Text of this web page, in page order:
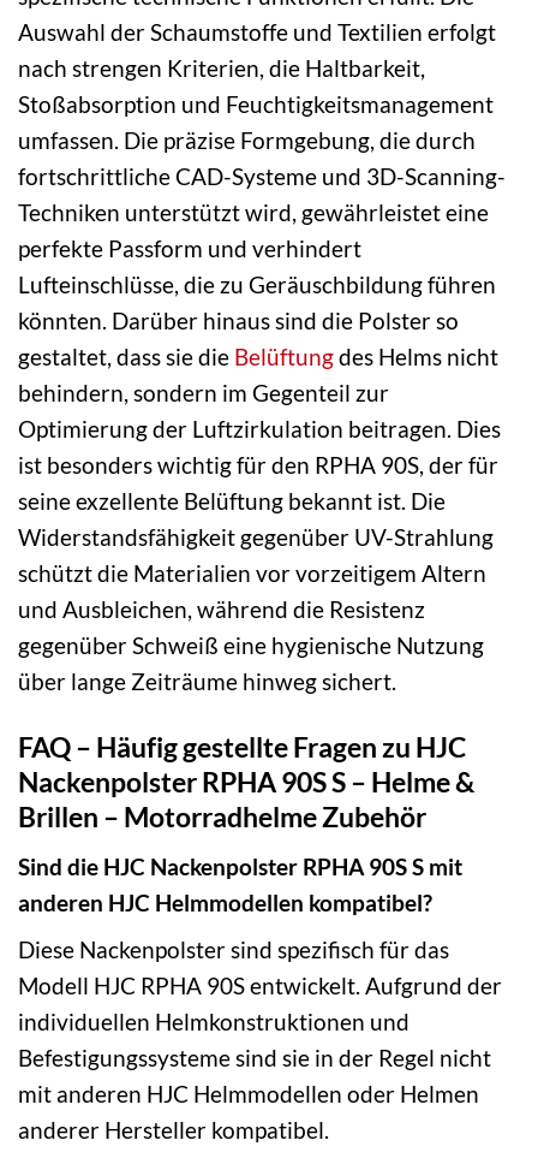
Auswahl der Schaumstoffe und Textilien erfolgt
nach strengen Kriterien, die Haltbarkeit,
Stoßabsorption und Feuchtigkeitsmanagement
umfassen. Die präzise Formgebung, die durch
fortschrittliche CAD-Systeme und 3D-Scanning-
Techniken unterstützt wird, gewährleistet eine
perfekte Passform und verhindert
Lufteinschlüsse, die zu Geräuschbildung führen
könnten. Darüber hinaus sind die Polster so
gestaltet, dass sie die Belüftungdes Helms nicht
behindern, sondern im Gegenteil zur
Optimierung der Luftzirkulation beitragen. Dies
ist besonders wichtig für den RPHA 90S, der für
seine exzellente Belüftung bekannt ist. Die
Widerstandsfähigkeit gegenüber UV-Strahlung
schützt die Materialien vor vorzeitigem Altern
und Ausbleichen, während die Resistenz
gegenüber Schweiß eine hygienische Nutzung
über lange Zeiträume hinweg sichert.
FAQ – Häufig gestellte Fragen zu HJC
Nackenpolster RPHA 90S S – Helme &
Brillen – Motorradhelme Zubehör
Sind die HJC Nackenpolster RPHA 90S S mit
anderen HJC Helmmodellen kompatibel?
Diese Nackenpolster sind spezifisch für das
Modell HJC RPHA 90S entwickelt. Aufgrund der
individuellen Helmkonstruktionen und
Befestigungssysteme sind sie in der Regel nicht
mit anderen HJC Helmmodellen oder Helmen
anderer Hersteller kompatibel.